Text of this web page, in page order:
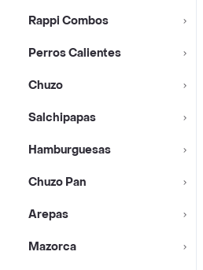
Rappi Combos
Perros Calientes
Chuzo
Salchipapas
Hamburguesas
Chuzo Pan
Arepas
Mazorca